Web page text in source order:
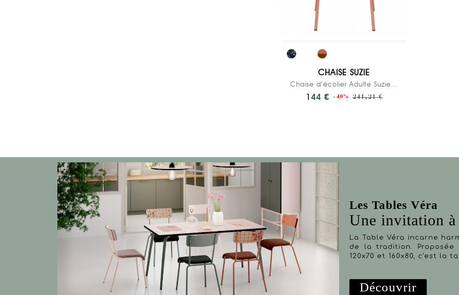
CHAISE SUZIE
Chaise d’écolier Adulte Suzie bi-matière...
144 € -40% 241,21 €
Les Tables Véra
Une invitation
La Table Véra incarne
de la tradition. Proposée
120x70 et 160x80, c'est la
Découvrir